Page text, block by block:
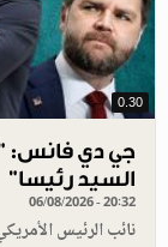
0.30
جي دي فانس:
السيد رئيسا”
06/08/2026 - 20:32
نائب الرئيس